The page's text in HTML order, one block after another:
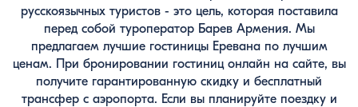
русскоязычных туристов - это цель, которая поставила
перед собой туроператор Барев Армения. Мы
предлагаем лучшие гостиницы Еревана по лучшим
ценам. При бронировании гостиниц онлайн на сайте, вы
получите гарантированную скидку и бесплатный
трансфер с аэропорта. Если вы планируйте поездку и